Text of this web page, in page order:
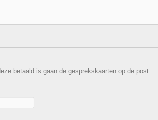
betaald is gaan de gesprekskaarten op de post.